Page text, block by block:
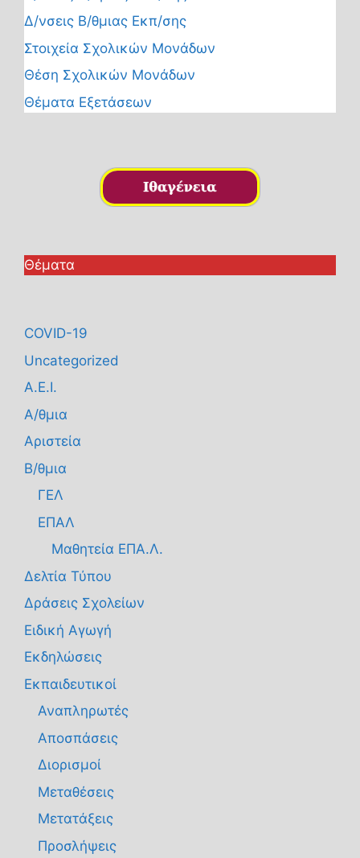
Δ/νσεις Β/θμιας Εκπ/σης
Στοιχεία Σχολικών Μονάδων
Θέση Σχολικών Μονάδων
Θέματα Εξετάσεων
Θέματα
COVID-19
Uncategorized
Α.Ε.Ι.
Α/θμια
Αριστεία
Β/θμια
ΓΕΛ
ΕΠΑΛ
Μαθητεία ΕΠΑ.Λ.
Δελτία Τύπου
Δράσεις Σχολείων
Ειδική Αγωγή
Εκδηλώσεις
Εκπαιδευτικοί
Αναπληρωτές
Αποσπάσεις
Διορισμοί
Μεταθέσεις
Μετατάξεις
Προσλήψεις